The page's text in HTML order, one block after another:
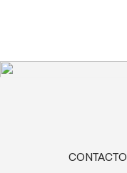
CONTACTO